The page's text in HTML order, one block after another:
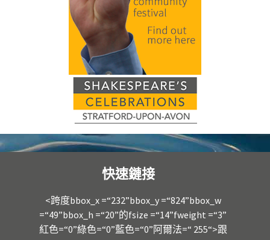
快速鏈接
<跨度bbox_x =“232”bbox_y =“824”bbox_w
=“49”bbox_h =“20”的fsize =“14”fweight =“3”
紅色=“0”綠色=“0”藍色=“0”阿爾法=“ 255“>跟